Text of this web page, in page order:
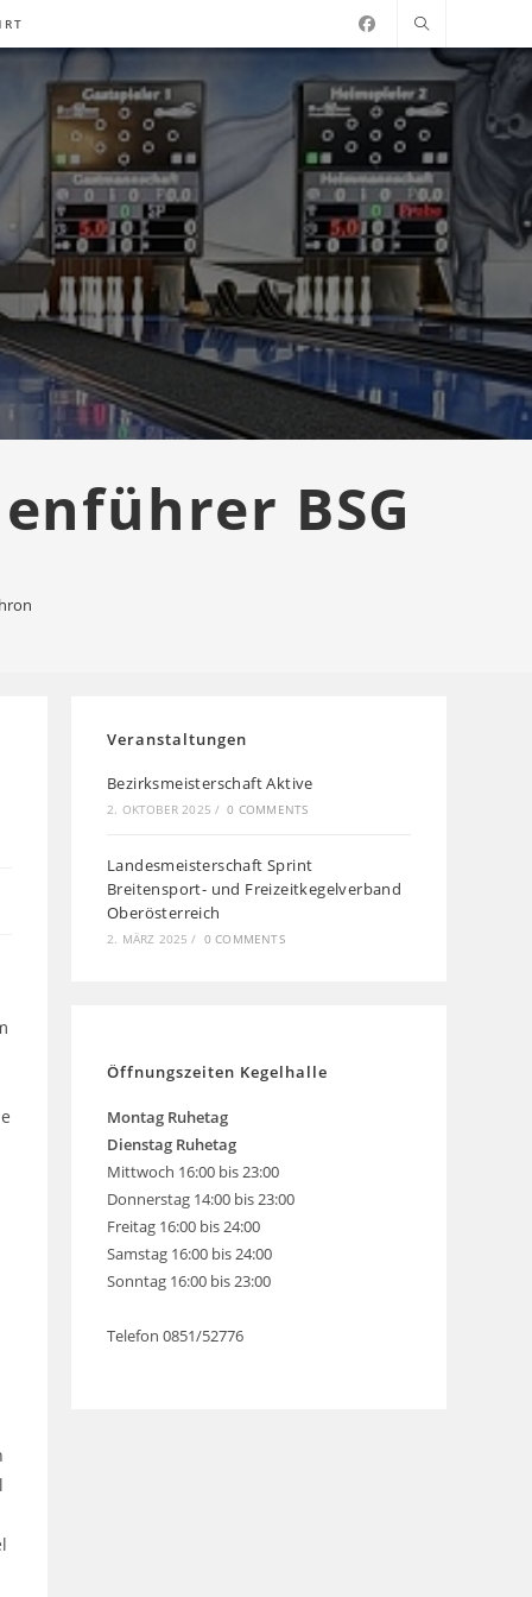
BSG
Veranstaltungen
Bezirksmeisterschaft Aktive
2. OKTOBER 2025 / 0 COMMENTS
Landesmeisterschaft Sprint
Breitensport- und Freizeitkegelverband
Oberösterreich
2. MÄRZ 2025 / 0 COMMENTS
Öffnungszeiten Kegelhalle
Montag Ruhetag
Dienstag Ruhetag
Mittwoch 16:00 bis 23:00
Donnerstag 14:00 bis 23:00
Freitag 16:00 bis 24:00
Samstag 16:00 bis 24:00
Sonntag 16:00 bis 23:00
Telefon 0851/52776